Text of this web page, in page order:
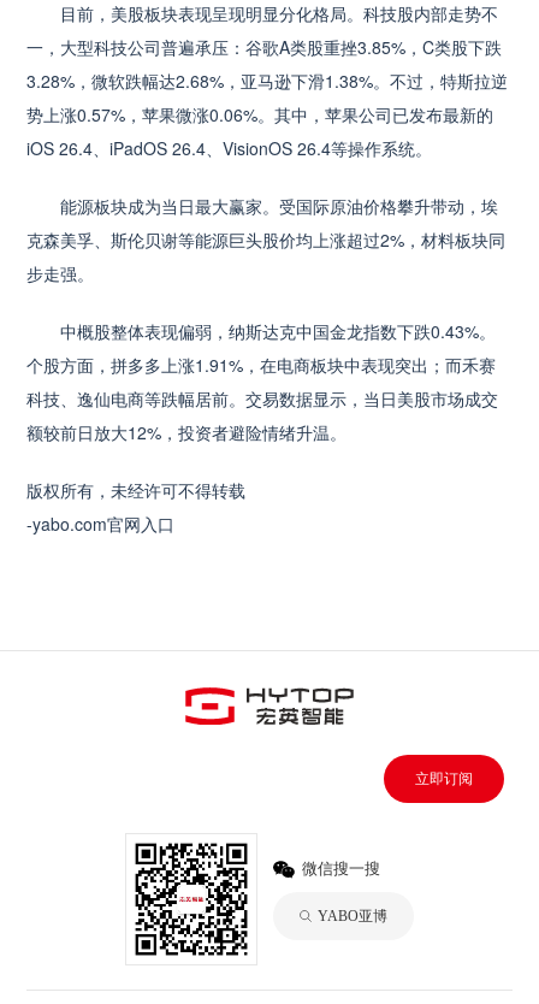
目前，美股板块表现呈现明显分化格局。科技股内部走势不
一，大型科技公司普遍承压：谷歌A类股重挫3.85%，C类股下跌
3.28%，微软跌幅达2.68%，亚马逊下滑1.38%。不过，特斯拉逆
势上涨0.57%，苹果微涨0.06%。其中，苹果公司已发布最新的
iOS 26.4、iPadOS 26.4、VisionOS 26.4等操作系统。
能源板块成为当日最大赢家。受国际原油价格攀升带动，埃
克森美孚、斯伦贝谢等能源巨头股价均上涨超过2%，材料板块同
步走强。
中概股整体表现偏弱，纳斯达克中国金龙指数下跌0.43%。
个股方面，拼多多上涨1.91%，在电商板块中表现突出；而禾赛
科技、逸仙电商等跌幅居前。交易数据显示，当日美股市场成交
额较前日放大12%，投资者避险情绪升温。
版权所有，未经许可不得转载
-yabo.com官网入口
立即订阅
微信搜一搜
YABO亚博